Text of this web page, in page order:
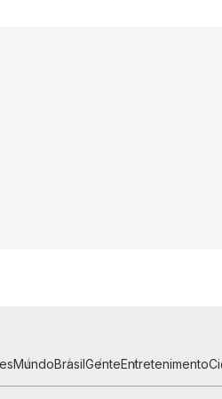
MundoBrasilGenteEntretenimento